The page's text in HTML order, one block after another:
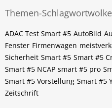
Themen-Schlagwortwolke
ADAC Test Smart #5 AutoBild
Fenster Firmenwagen
Sicherheit Smart #5 Smart #5
Smart #5 NCAP smart #5 pro
Smart #5 Vorstellung Smart #5
Zeitschrift